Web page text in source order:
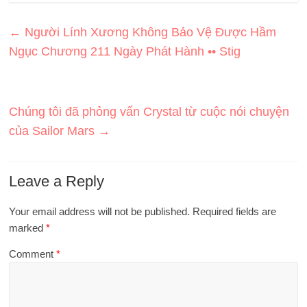
← Người Lính Xương Không Bảo Vệ Được Hầm
Ngục Chương 211 Ngày Phát Hành •• Stig
Chúng tôi đã phỏng vấn Crystal từ cuộc nói chuyện
của Sailor Mars →
Leave a Reply
Your email address will not be published. Required fields are
marked*
Comment*